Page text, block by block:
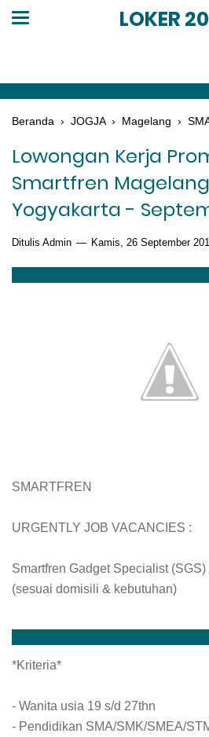
LOKER
Beranda › JOGJA › Magelang ›
Lowongan Kerja
Smartfren
Yogyakarta -
Ditulis Admin Kamis, 26 September
SMARTFREN
URGENTLY JOB VACANCIES :
Smartfren Gadget Specialist
(sesuai domisili & kebutuhan)
*Kriteria*
- Wanita usia 19 s/d 27thn
- Pendidikan SMA/SMK/SMEA/